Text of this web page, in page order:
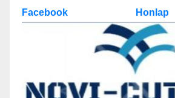
Facebook Honlap